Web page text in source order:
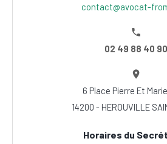
contact@avocat-
02 49 88 40 90
6 Place Pierre Et
14200 - HEROUVILLE
Horaires du